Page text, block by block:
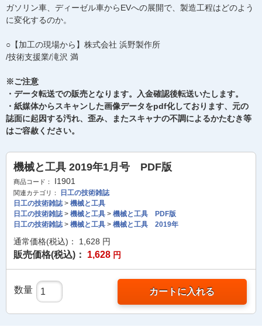
ガソリン車、ディーゼル車からEVへの展開で、製造工程はどのよう
に変化するのか。
○【加工の現場から】株式会社 浜野製作所
/技術支援業/滝沢 満
※ご注意
・データ転送での販売となります。入金確認後転送いたします。
・紙媒体からスキャンした画像データをpdf化しております、元の
誌面に起因する汚れ、歪み、またスキャナの不調によるかたむき等
はご容赦ください。
機械と工具 2019年1月号 PDF版
商品コード： I1901
関連カテゴリ：
日工の技術雑誌
日工の技術雑誌> 機械と工具
日工の技術雑誌> 機械と工具 > 機械と工具 PDF版
日工の技術雑誌> 機械と工具 > 機械と工具 2019年
通常価格(税込)： 1,628 円
販売価格(税込)： 1,628 円
数量 カートに入れる